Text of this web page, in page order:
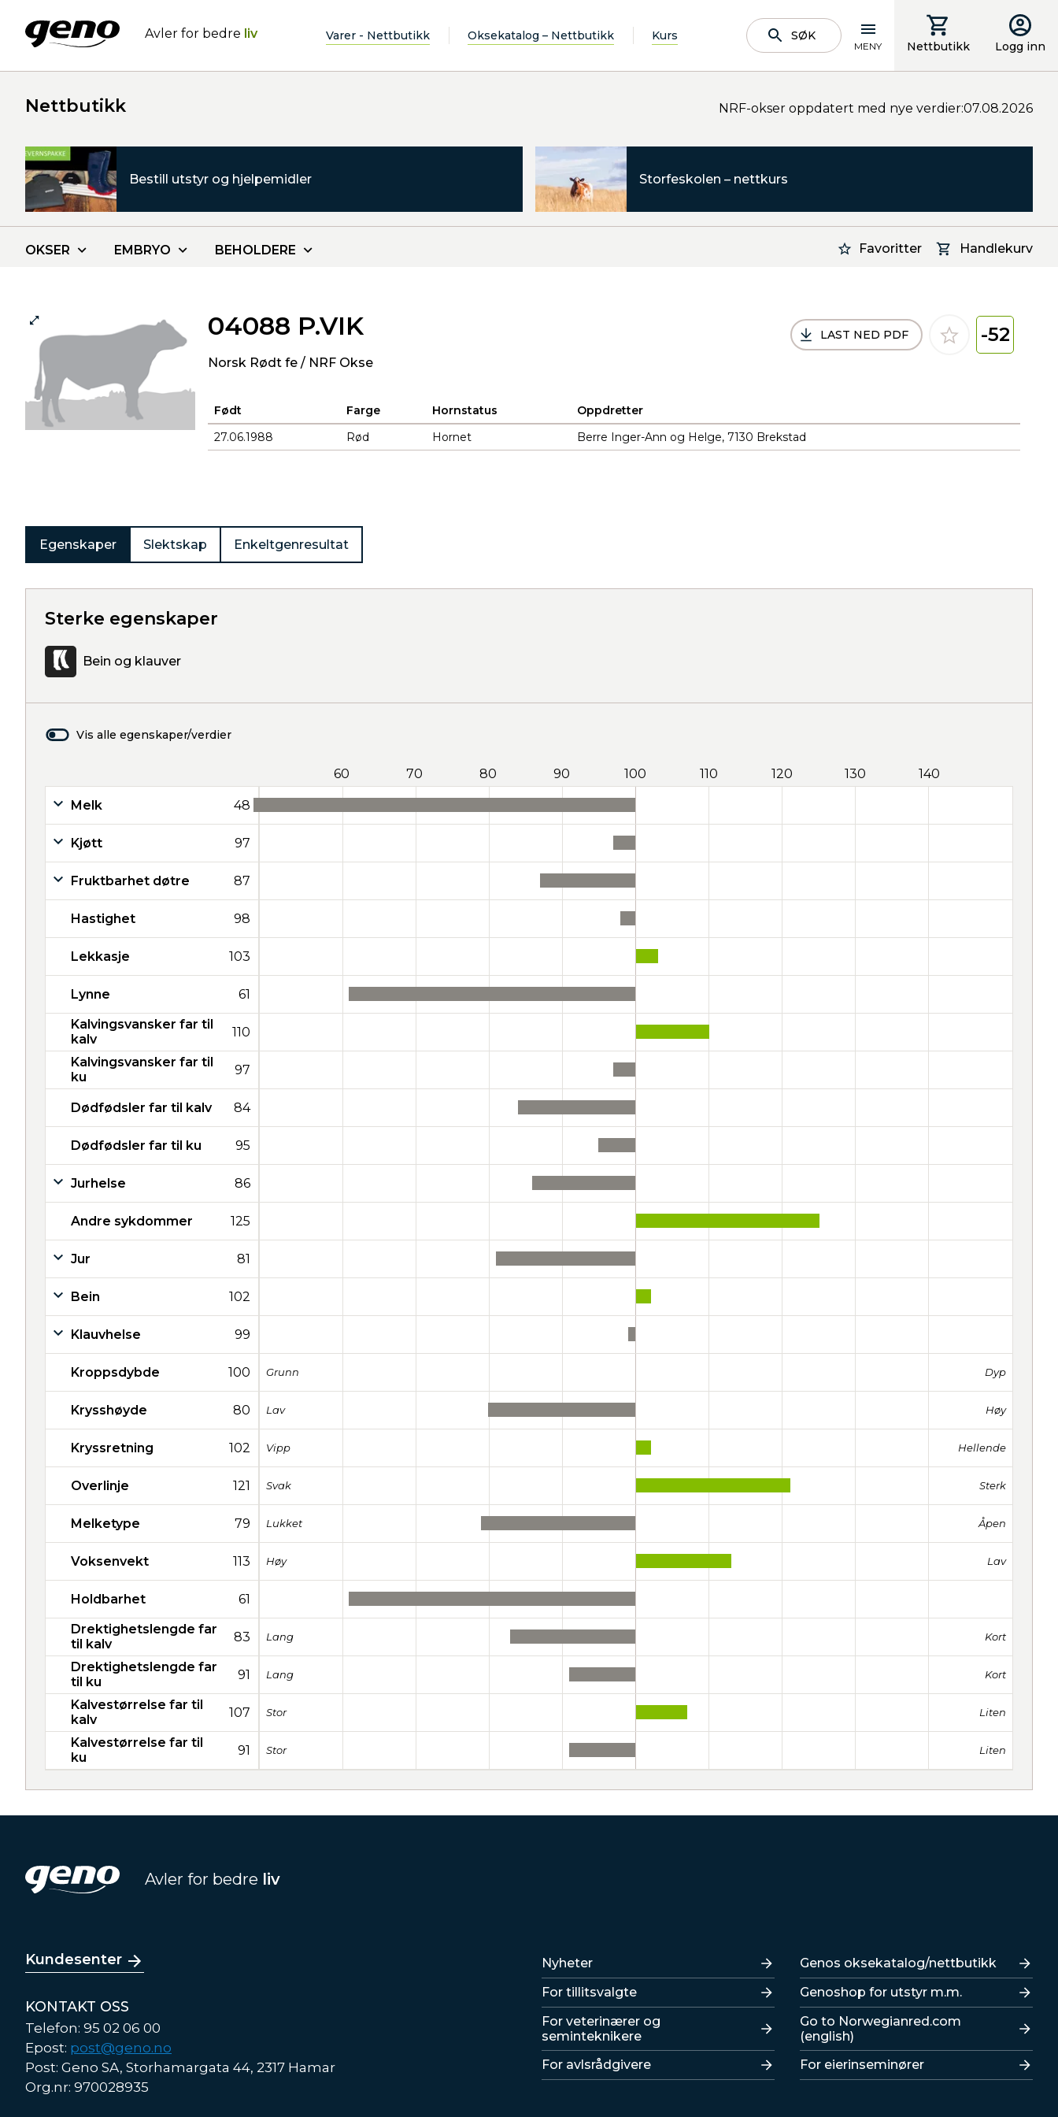
Avler for bedre liv Varer - Nettbutikk Oksekatalog – Nettbutikk Kurs SØK
MENY Nettbutikk Logg inn
Nettbutikk NRF-okser oppdatert med nye verdier:07.08.2026
Bestill utstyr og hjelpemidler Storfeskolen – nettkurs
Favoritter Handlekurv
OKSER EMBRYO BEHOLDERE
04088 P.VIK
Norsk Rødt fe / NRF Okse
LAST NED PDF -52
Født Farge Hornstatus
Oppdretter
27.06.1988
Rød Hornet Berre Inger-Ann og Helge, 7130 Brekstad
Egenskaper Slektskap Enkeltgenresultat
Sterke egenskaper
Bein og klauver
Vis alle egenskaper/verdier
60 70 80 90 100 110 120 130 140
Melk 48
Kjøtt 97
Fruktbarhet døtre 87
Hastighet 98
Lekkasje 103
Lynne 61
Kalvingsvansker far til
kalv
110
Kalvingsvansker far til
ku
97
Dødfødsler far til kalv 84
Dødfødsler far til ku 95
Jurhelse 86
Andre sykdommer 125
Jur 81
Bein 102
Klauvhelse 99
Kroppsdybde 100 Grunn Dyp
Krysshøyde 80 Lav Høy
Kryssretning 102 Vipp Hellende
Overlinje 121 Svak Sterk
Melketype 79 Lukket Åpen
Voksenvekt 113 Høy Lav
Holdbarhet 61
Drektighetslengde far
til kalv
83 Lang Kort
Drektighetslengde far
til ku
91 Lang Kort
Kalvestørrelse far til
kalv
107 Stor Liten
Kalvestørrelse far til
ku
91 Stor Liten
Avler for bedre liv
Kundesenter
KONTAKT OSS
Telefon: 95 02 06 00
Epost: post@geno.no
Post: Geno SA, Storhamargata 44, 2317 Hamar
Org.nr: 970028935
Lenker
Nyheter
For tillitsvalgte
For veterinærer og
seminteknikere
For avlsrådgivere
Lenker
Genos oksekatalog/nettbutikk
Genoshop for utstyr m.m.
Go to Norwegianred.com
(english)
For eierinseminører